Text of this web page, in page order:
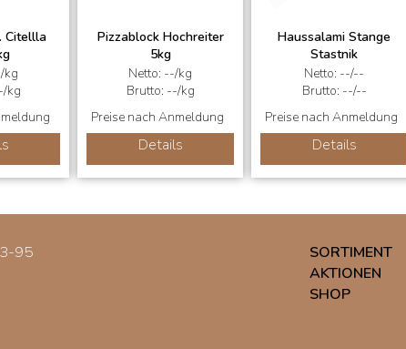
Citellla
kg
kg
Pizzablock Hochreiter
5kg
Netto: --/kg
Brutto: --/kg
Preise nach Anmeldung
Details
Haussalami Stange
Stastnik
Netto: --/--
Brutto: --/--
Preise nach Anmeldung
Details
95
SORTIMENT
AKTIONEN
SHOP